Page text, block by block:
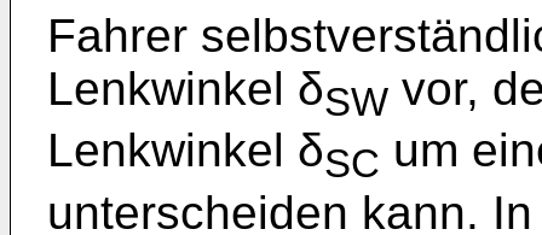
Fahrer
Lenkwinkel δSW vor,
Lenkwinkel δSC um
unterscheiden kann.